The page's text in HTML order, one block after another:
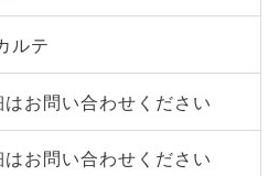
ルテ
はお問い合わせください
はお問い合わせください